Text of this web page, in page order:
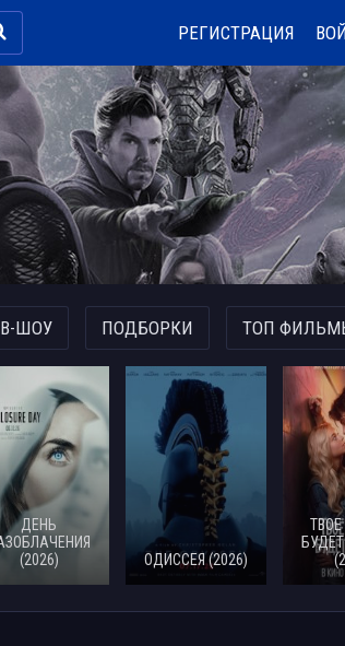
РЕГИСТРАЦИЯ
ШОУ ПОДБОРКИ ТОП
ДЕНЬ
(2026)
ОДИССЕЯ (2026)